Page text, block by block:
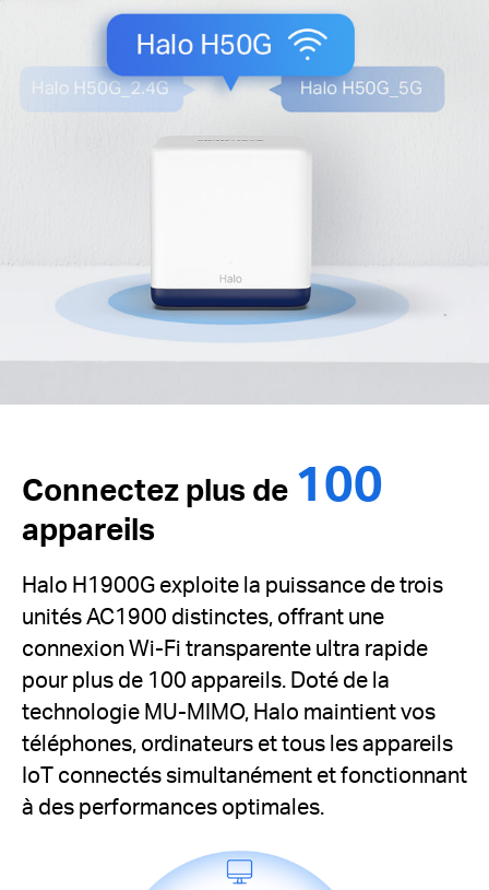
Connectez plus de 100
appareils
Halo H1900G exploite la puissance de trois
unités AC1900 distinctes, offrant une
connexion Wi-Fi transparente ultra rapide
pour plus de 100 appareils. Doté de la
technologie MU-MIMO, Halo maintient vos
téléphones, ordinateurs et tous les appareils
IoT connectés simultanément et fonctionnant
à des performances optimales.